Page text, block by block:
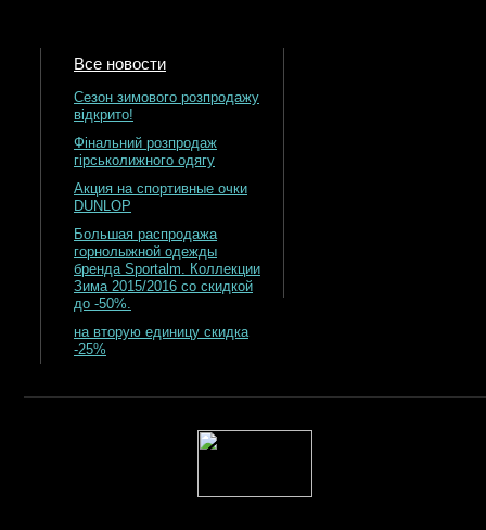
Все новости
Сезон зимового розпродажу
відкрито!
Фінальний розпродаж
гірськолижного одягу
Акция на спортивные очки
DUNLOP
Большая распродажа
горнолыжной одежды
бренда Sportalm. Коллекции
Зима 2015/2016 со скидкой
до -50%.
на вторую единицу скидка
-25%